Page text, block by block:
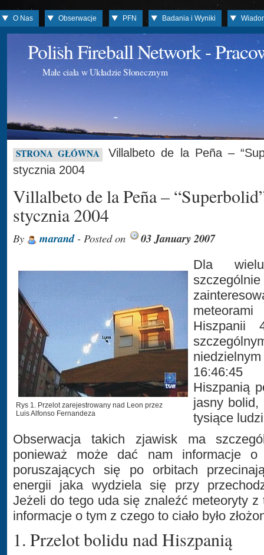
O Nas Obserwacje PFN Badania i Wyniki
Polish Fireball Network -
Małe ciała w Układzie Słonecznym
STRONA GŁÓWNA
Villalbeto de la Peña –
stycznia 2004
Villalbeto de la Peña –
stycznia 2004
By marand- Posted on 03 January 2007
Rys 1. Przelot zarejestrowany nad Leon przez
Luis Alfonso Fernandeza
Dla
Hiszpanii
16:46:45
Hiszpanią
jasny bolid,
tysiące
Obserwacja takich zjawisk ma
ponieważ może dać nam informacje
poruszających się po orbitach
energii jaka wydziela się przy
Jeżeli do tego uda się znaleźć meteoryty
informacje o tym z czego to ciało było
1. Przelot bolidu nad Hiszpanią